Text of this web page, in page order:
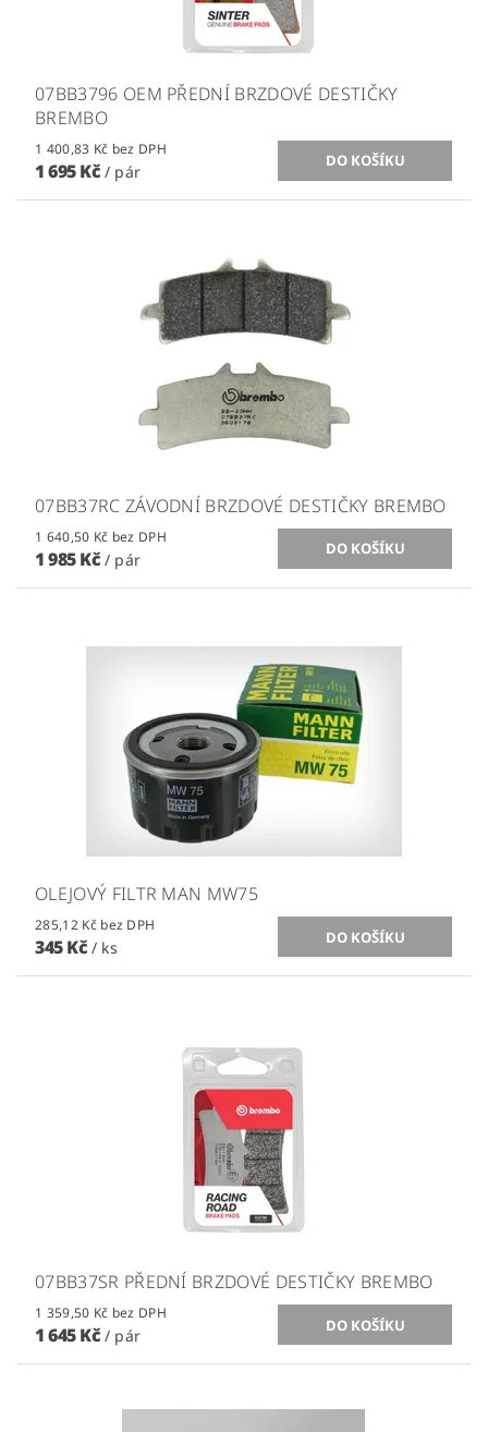
07BB3796 OEM PŘEDNÍ BRZDOVÉ DESTIČKY
BREMBO
1 400,83 Kč bez DPH
1 695 Kč / pár
07BB37RC ZÁVODNÍ BRZDOVÉ DESTIČKY BREMBO
1 640,50 Kč bez DPH
1 985 Kč / pár
OLEJOVÝ FILTR MAN MW75
285,12 Kč bez DPH
345 Kč / ks
07BB37SR PŘEDNÍ BRZDOVÉ DESTIČKY BREMBO
1 359,50 Kč bez DPH
1 645 Kč / pár